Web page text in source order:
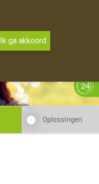
Oplossingen
Ik ga akkoord